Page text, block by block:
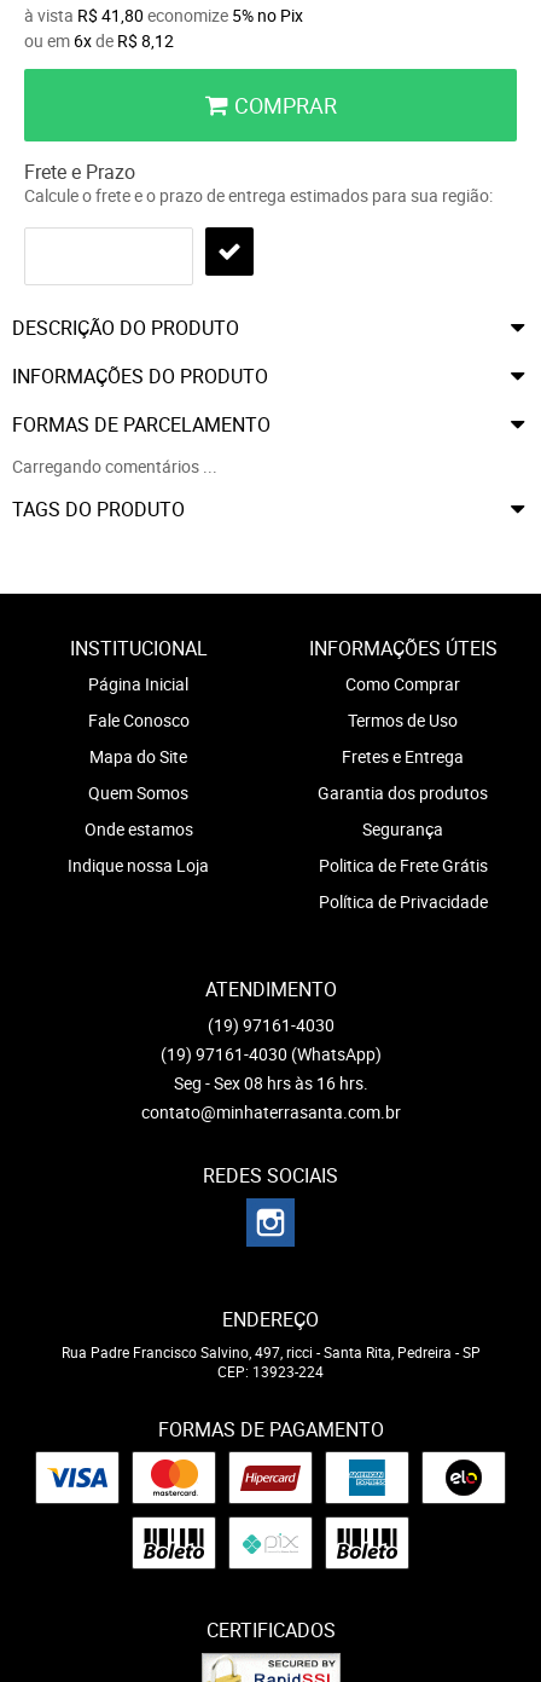
à vista R$ 41,80 economize 5% no Pix
ou em 6xde R$ 8,12
COMPRAR
Frete e Prazo
Calcule o frete e o prazo de entrega estimados para sua região:
DESCRIÇÃO DO PRODUTO
INFORMAÇÕES DO PRODUTO
FORMAS DE PARCELAMENTO
Carregando comentários ...
TAGS DO PRODUTO
INSTITUCIONAL
Página Inicial
Fale Conosco
Mapa do Site
Quem Somos
Onde estamos
Indique nossa Loja
INFORMAÇÕES ÚTEIS
Como Comprar
Termos de Uso
Fretes e Entrega
Garantia dos produtos
Segurança
Politica de Frete Grátis
Política de Privacidade
ATENDIMENTO
(19) 97161-4030
(19) 97161-4030 (WhatsApp)
Seg - Sex 08 hrs às 16 hrs.
contato@minhaterrasanta.com.br
REDES SOCIAIS
ENDEREÇO
Rua Padre Francisco Salvino, 497, ricci -Santa Rita, Pedreira -SP
CEP: 13923-224
FORMAS DE PAGAMENTO
CERTIFICADOS